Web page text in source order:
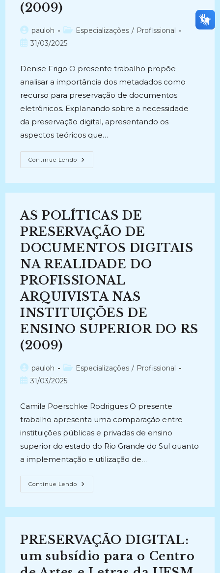
(2009)
Autor
do
pauloh
Categoria
do
Especializações / Profissional
Post31/03/2025
Denise Frigo O presente trabalho propõe
analisar a importância dos metadados como
recurso para preservação de documentos
eletrônicos. Explanando sobre a necessidade
da preservação digital, apresentando os
aspectos teóricos que…
Continue Lendo METADADOS:
Um
Digital
AS POLÍTICAS DE
PRESERVAÇÃO DE
DOCUMENTOS DIGITAIS
NA REALIDADE DO
PROFISSIONAL
ARQUIVISTA NAS
INSTITUIÇÕES DE
ENSINO SUPERIOR DO RS
(2009)
Autor
do
pauloh
Categoria
do
Especializações / Profissional
Post31/03/2025
Camila Poerschke Rodrigues O presente
trabalho apresenta uma comparação entre
instituições públicas e privadas de ensino
superior do estado do Rio Grande do Sul quanto
a implementação e utilização de…
Continue Lendo AS
POLÍTICAS
DOCUMENTOS
REALIDADE
DO
PROFISSIONAL
ARQUIVISTA
NAS
PRESERVAÇÃO DIGITAL:
um subsídio para o Centro